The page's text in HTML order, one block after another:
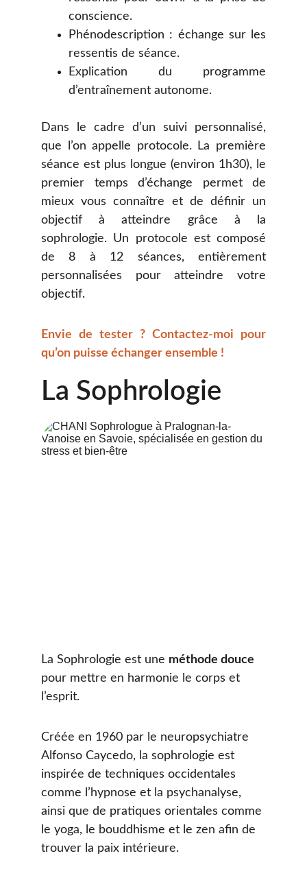
conscience.
Phénodescription : échange sur les
ressentis de séance.
Explication du programme
d’entraînement autonome.
Dans le cadre d’un suivi personnalisé,
que l’on appelle protocole. La première
séance est plus longue (environ 1h30), le
premier temps d’échange permet de
mieux vous connaître et de définir un
objectif à atteindre grâce à la
sophrologie. Un protocole est composé
de 8 à 12 séances, entièrement
personnalisées pour atteindre votre
objectif.
Envie de tester ? Contactez-moi pour
qu’on puisse échanger ensemble !
La Sophrologie
La Sophrologie est une méthode douce
pour mettre en harmonie le corps et
l’esprit.
Créée en 1960 par le neuropsychiatre
Alfonso Caycedo, la sophrologie est
inspirée de techniques occidentales
comme l’hypnose et la psychanalyse,
ainsi que de pratiques orientales comme
le yoga, le bouddhisme et le zen afin de
trouver la paix intérieure.